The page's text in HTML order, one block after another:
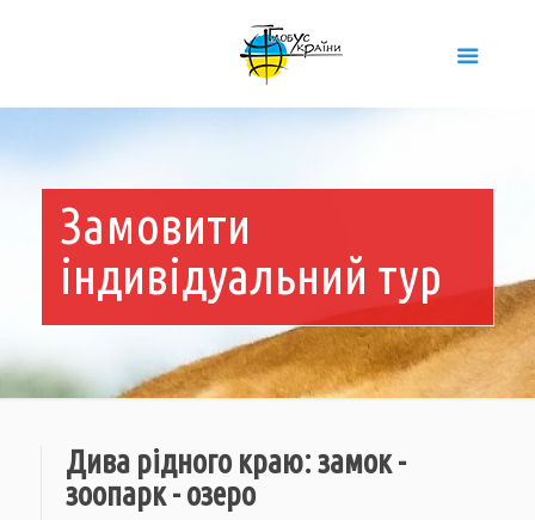
Замовити
індивідуальний тур
Дива рідного краю: замок -
зоопарк - озеро